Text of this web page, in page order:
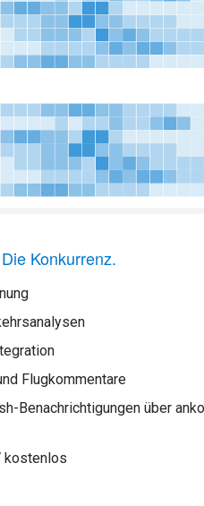
Konkurrenz.
Flugkommentare
Benachrichtigungen über
kostenlos